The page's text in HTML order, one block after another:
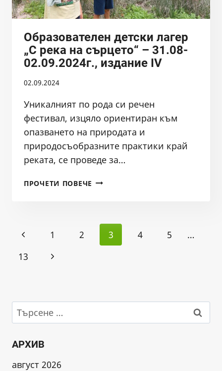
Образователен детски лагер
„С река на сърцето“ – 31.08-
02.09.2024г., издание IV
02.09.2024
Уникалният по рода си речен
фестивал, изцяло ориентиран към
опазването на природата и
природосъобразните практики край
реката, се проведе за…
ПРОЧЕТИ ПОВЕЧЕ ОБРАЗОВАТЕЛЕН
РЕКА
Page
Previous
Page
1 2 3 4 5
…
13
Next
Търсене
за:
АРХИВ
август 2026